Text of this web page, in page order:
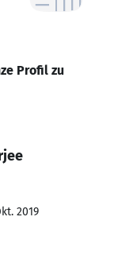
Profil zu
2019